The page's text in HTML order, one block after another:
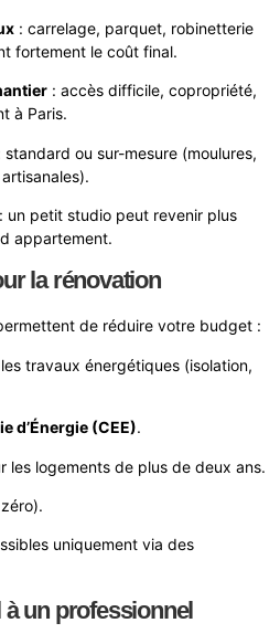
: carrelage, parquet, robinetterie
fortement le coût final.
: accès difficile, copropriété,
à Paris.
standard ou sur-mesure (moulures,
: un petit studio peut revenir plus
appartement.
la rénovation
de réduire votre budget :
travaux énergétiques (isolation,
d’Énergie (CEE).
les logements de plus de deux ans.
uniquement via des
un professionnel